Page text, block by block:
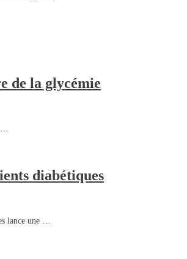
de la glycémie
…
diabétiques
lance une …